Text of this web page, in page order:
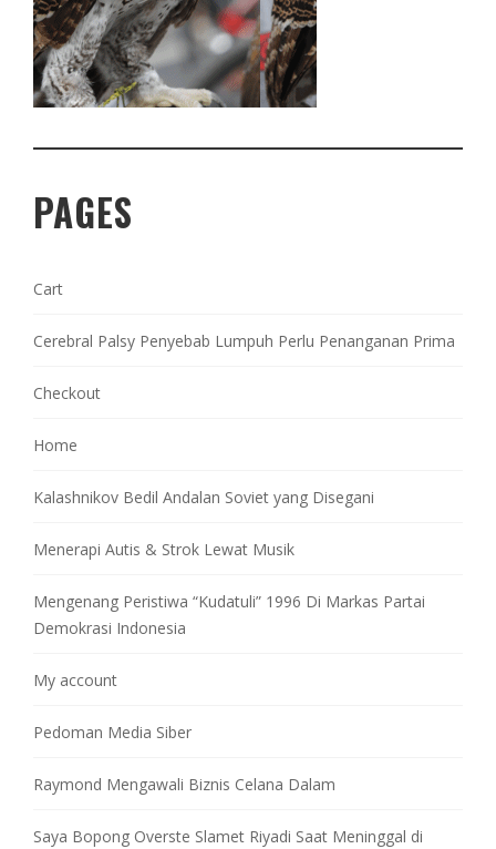
PAGES
Cart
Cerebral Palsy Penyebab Lumpuh Perlu Penanganan Prima
Checkout
Home
Kalashnikov Bedil Andalan Soviet yang Disegani
Menerapi Autis & Strok Lewat Musik
Mengenang Peristiwa “Kudatuli” 1996 Di Markas Partai
Demokrasi Indonesia
My account
Pedoman Media Siber
Raymond Mengawali Biznis Celana Dalam
Saya Bopong Overste Slamet Riyadi Saat Meninggal di